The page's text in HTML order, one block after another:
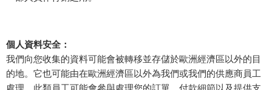
個人資料安全：
我們向您收集的資料可能會被轉移並存儲於歐洲經濟區以外的目
的地。它也可能由在歐洲經濟區以外為我們或我們的供應商員工